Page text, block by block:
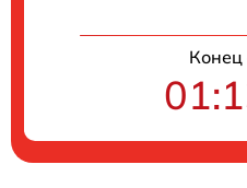
Конец